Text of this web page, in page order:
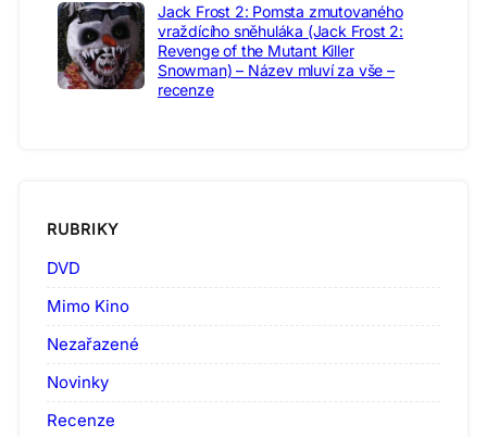
Jack Frost 2: Pomsta zmutovaného
vraždícího sněhuláka (Jack Frost 2:
Revenge of the Mutant Killer
Snowman) – Název mluví za vše –
recenze
RUBRIKY
DVD
Mimo Kino
Nezařazené
Novinky
Recenze